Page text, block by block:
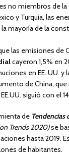
no miembros de la
y Turquía, las
mayoría de la
las emisiones de
cayeron 1,5% en
en EE. UU. y
de China,
siguió con el
de Tendencias
Trends 2020)se
hasta 2019.
de habitantes.